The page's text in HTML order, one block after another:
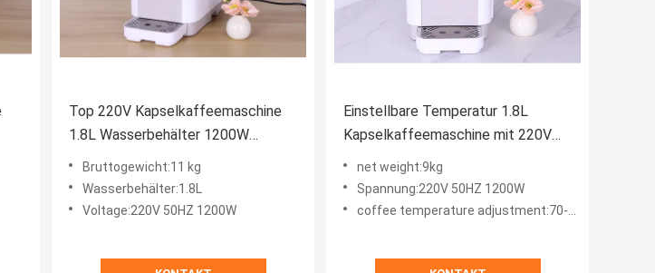
Top 220V Kapselkaffeemaschine
1.8L Wasserbehälter 1200W
Leistung für perfekte Biere
Bruttogewicht:11 kg
Wasserbehälter:1.8L
Voltage:220V 50HZ 1200W
Einstellbare Temperatur 1.8L
Kapselkaffeemaschine mit 220V
50HZ 1200W
net weight:9kg
Spannung:220V 50HZ 1200W
coffee temperature adjustment:70-90­°C